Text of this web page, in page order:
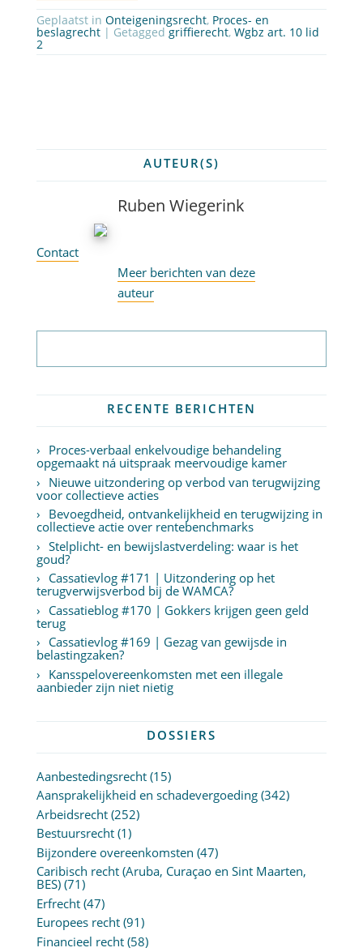
Geplaatst in Onteigeningsrecht, Proces- en
beslagrecht| Getagged griffierecht, Wgbz art. 10 lid
2
AUTEUR(S)
Ruben Wiegerink
Contact
Meer berichten van deze
auteur
RECENTE BERICHTEN
Proces-verbaal enkelvoudige behandeling
opgemaakt ná uitspraak meervoudige kamer
Nieuwe uitzondering op verbod van terugwijzing
voor collectieve acties
Bevoegdheid, ontvankelijkheid en terugwijzing in
collectieve actie over rentebenchmarks
Stelplicht- en bewijslastverdeling: waar is het
goud?
Cassatievlog #171 | Uitzondering op het
terugverwijsverbod bij de WAMCA?
Cassatieblog #170 | Gokkers krijgen geen geld
terug
Cassatievlog #169 | Gezag van gewijsde in
belastingzaken?
Kansspelovereenkomsten met een illegale
aanbieder zijn niet nietig
DOSSIERS
Aanbestedingsrecht(15)
Aansprakelijkheid en schadevergoeding(342)
Arbeidsrecht(252)
Bestuursrecht(1)
Bijzondere overeenkomsten (47)
Caribisch recht (Aruba, Curaçao en Sint Maarten,
BES)(71)
Erfrecht(47)
Europees recht(91)
Financieel recht(58)